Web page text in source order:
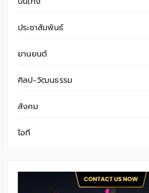
ประชาสัมพันธ์
ยานยนต์
ศิลป-วัฒนธรรม
สังคม
ไอที